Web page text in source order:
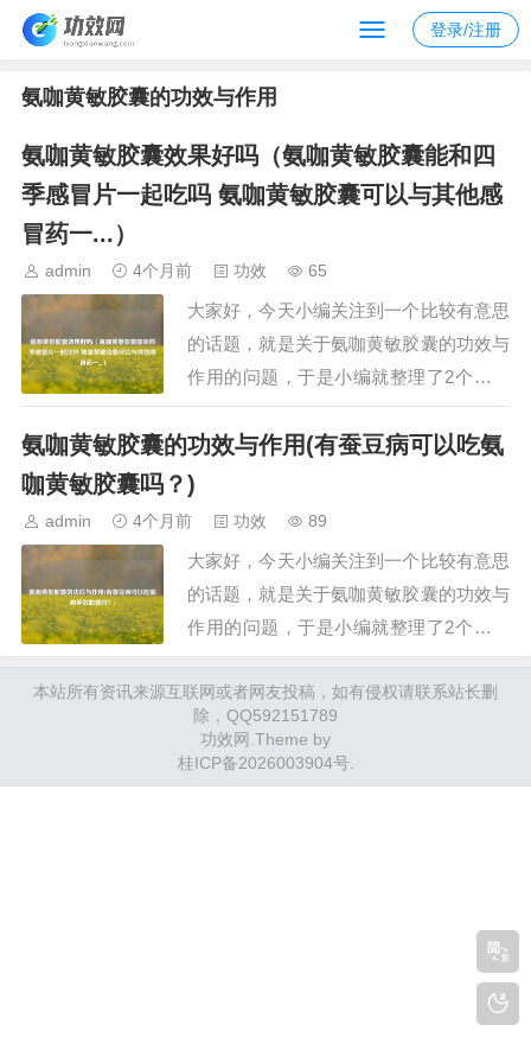
登录/注册
氨咖黄敏胶囊的功效与作用
氨咖黄敏胶囊效果好吗（氨咖黄敏胶囊能和四
季感冒片一起吃吗 氨咖黄敏胶囊可以与其他感
冒药一...）
admin 4个月前 功效 65
大家好，今天小编关注到一个比较有意思
的话题，就是关于氨咖黄敏胶囊的功效与
作用的问题，于是小编就整理了2个相关
介绍氨咖黄敏胶囊的功效与作用的解答，
让我们一起看看吧。文章目录：氨咖黄敏
胶囊效果好吗氨咖黄敏胶囊能和四季感冒
片一起吃吗 氨咖黄敏胶囊可以与其他感
氨咖黄敏胶囊的功效与作用(有蚕豆病可以吃氨
咖黄敏胶囊吗？)
admin 4个月前 功效 89
大家好，今天小编关注到一个比较有意思
的话题，就是关于氨咖黄敏胶囊的功效与
作用的问题，于是小编就整理了2个相关
让我们一起看看吧。氨咖黄敏胶囊是治什
么病的？氨咖黄敏胶囊是治疗感冒的药
物，主要成分就是对乙酰氨基酚普尔敏，
咖啡因，和人工牛黄这些成分，具有解热
本站所有资讯来源互联网或者网友投稿，如有侵权请联系站长删
除，QQ592151789
功效网 .Theme by
桂ICP备2026003904号.